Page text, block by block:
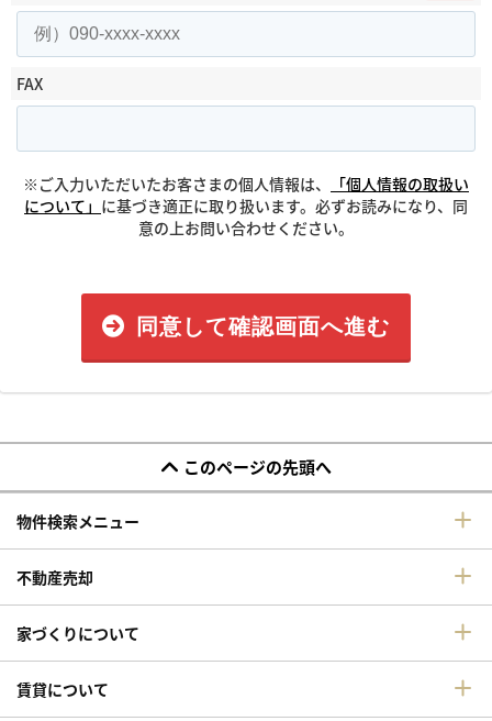
FAX
※ご入力いただいたお客さまの個人情報は、
「個人情報の取扱い
について」 に基づき適正に取り扱います。必ずお読みになり、同
意の上お問い合わせください。
同意して確認画面へ進む
このページの先頭へ
物件検索メニュー
不動産売却
家づくりについて
賃貸について